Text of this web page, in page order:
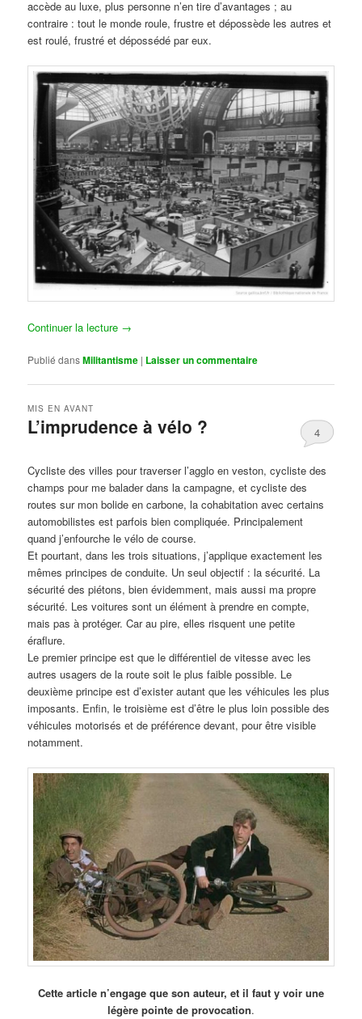
accède au luxe, plus personne n’en tire d’avantages ; au
contraire : tout le monde roule, frustre et dépossède les autres et
est roulé, frustré et dépossédé par eux.
Continuer la lecture →
Publié dansMilitantisme | Laisser un commentaire
L’imprudence à vélo ?
MIS EN AVANT
4
Cycliste des villes pour traverser l’agglo en veston, cycliste des
champs pour me balader dans la campagne, et cycliste des
routes sur mon bolide en carbone, la cohabitation avec certains
automobilistes est parfois bien compliquée. Principalement
quand j’enfourche le vélo de course.
Et pourtant, dans les trois situations, j’applique exactement les
mêmes principes de conduite. Un seul objectif : la sécurité. La
sécurité des piétons, bien évidemment, mais aussi ma propre
sécurité. Les voitures sont un élément à prendre en compte,
mais pas à protéger. Car au pire, elles risquent une petite
éraflure.
Le premier principe est que le différentiel de vitesse avec les
autres usagers de la route soit le plus faible possible. Le
deuxième principe est d’exister autant que les véhicules les plus
imposants. Enfin, le troisième est d’être le plus loin possible des
véhicules motorisés et de préférence devant, pour être visible
notamment.
Cette article n’engage que son auteur, et il faut y voir une
légère pointe de provocation.